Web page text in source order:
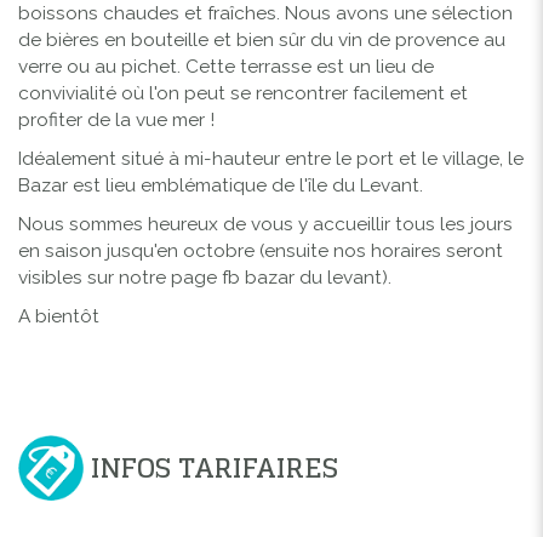
boissons chaudes et fraîches. Nous avons une sélection
de bières en bouteille et bien sûr du vin de provence au
verre ou au pichet. Cette terrasse est un lieu de
convivialité où l'on peut se rencontrer facilement et
profiter de la vue mer !
Idéalement situé à mi-hauteur entre le port et le village, le
Bazar est lieu emblématique de l'île du Levant.
Nous sommes heureux de vous y accueillir tous les jours
en saison jusqu'en octobre (ensuite nos horaires seront
visibles sur notre page fb bazar du levant).
A bientôt
INFOS TARIFAIRES